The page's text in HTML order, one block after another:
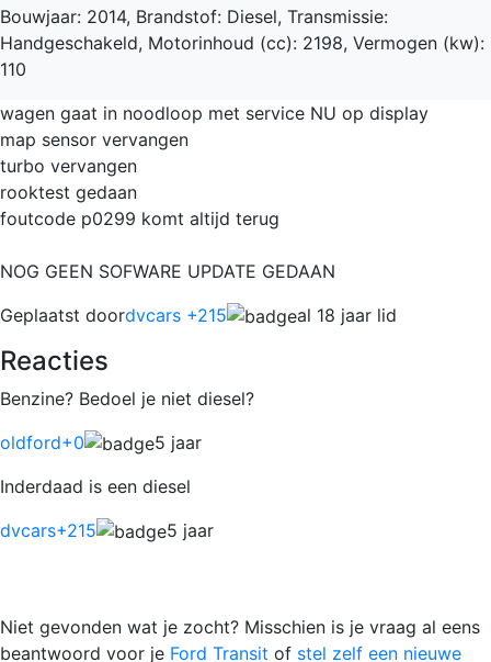
Bouwjaar: 2014, Brandstof: Diesel, Transmissie:
Handgeschakeld, Motorinhoud (cc): 2198, Vermogen (kw):
110
wagen gaat in noodloop met service NU op display
map sensor vervangen
turbo vervangen
rooktest gedaan
foutcode p0299 komt altijd terug
NOG GEEN SOFWARE UPDATE GEDAAN
Geplaatst doordvcars +215 al 18 jaar lid
Reacties
Benzine? Bedoel je niet diesel?
oldford+0
5 jaar
Inderdaad is een diesel
dvcars+215 5 jaar
Niet gevonden wat je zocht? Misschien is je vraag al eens
beantwoord voor je Ford Transit of stel zelf een nieuwe